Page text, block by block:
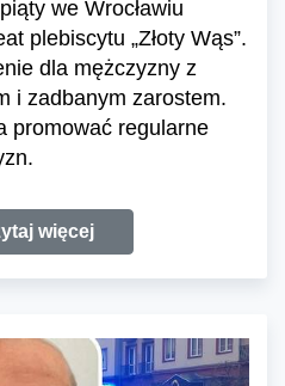
we Wrocławiu
plebiscytu „Złoty Wąs”.
dla mężczyzny z
i zadbanym zarostem.
promować regularne
więcej